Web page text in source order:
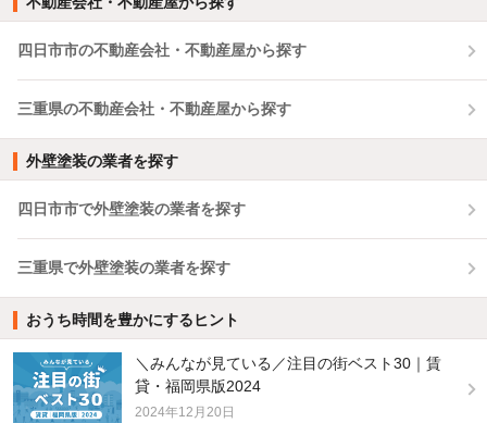
四日市市の不動産会社・不動産屋から探す
三重県の不動産会社・不動産屋から探す
外壁塗装の業者を探す
四日市市で外壁塗装の業者を探す
三重県で外壁塗装の業者を探す
おうち時間を豊かにするヒント
＼みんなが見ている／注目の街ベスト30｜賃
貸・福岡県版2024
2024年12月20日